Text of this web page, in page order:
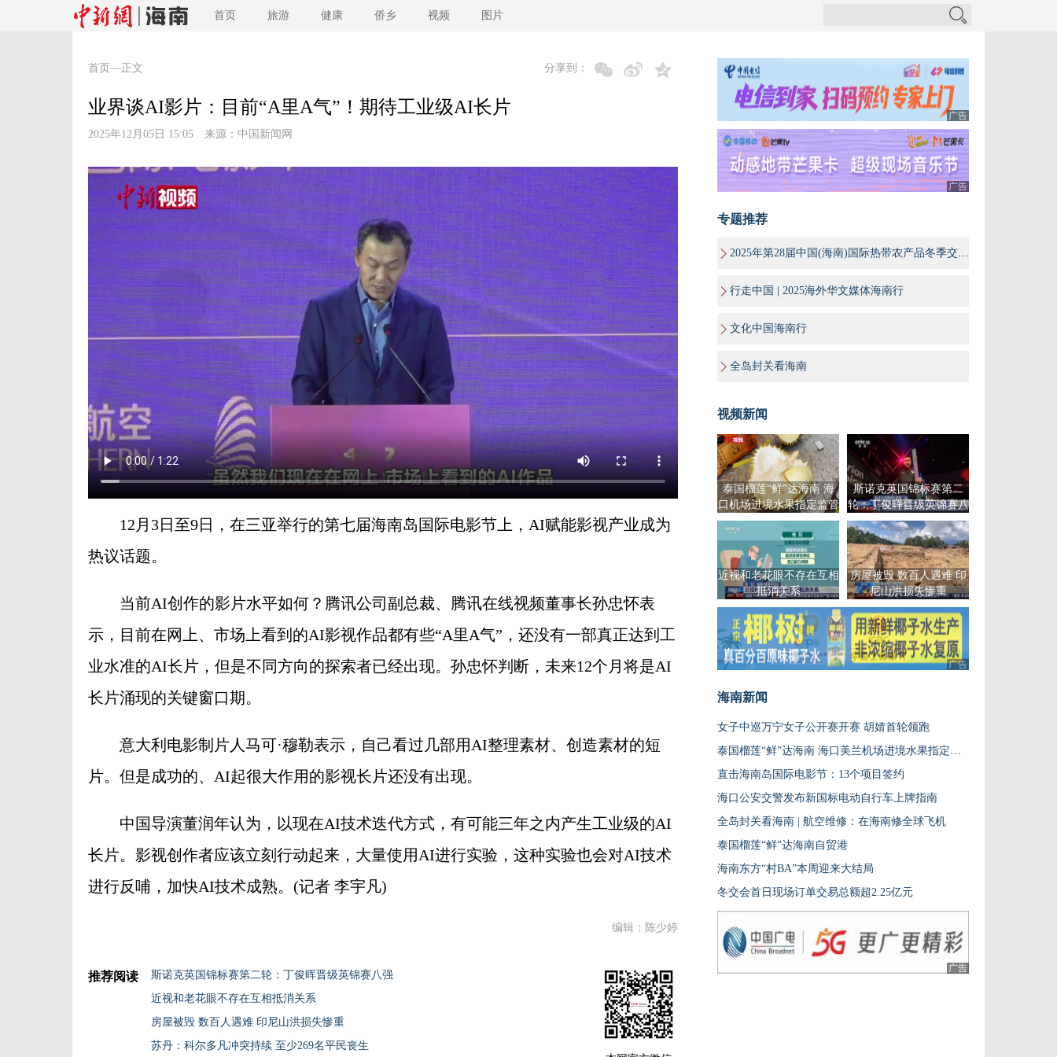
首页 旅游 健康 侨乡 视频 图片
首页 —正文 分享到：
业界谈AI影片：目前“A里A气”！期待工业级AI长片
2025年12月05日 15:05 来源： 中国新闻网
12月3日至9日，在三亚举行的第七届海南岛国际电影节上，AI赋能影视产业成为
热议话题。
当前AI创作的影片水平如何？腾讯公司副总裁、腾讯在线视频董事长孙忠怀表
示，目前在网上、市场上看到的AI影视作品都有些“A里A气”，还没有一部真正达到工
业水准的AI长片，但是不同方向的探索者已经出现。孙忠怀判断，未来12个月将是AI
长片涌现的关键窗口期。
意大利电影制片人马可·穆勒表示，自己看过几部用AI整理素材、创造素材的短
片。但是成功的、AI起很大作用的影视长片还没有出现。
中国导演董润年认为，以现在AI技术迭代方式，有可能三年之内产生工业级的AI
长片。影视创作者应该立刻行动起来，大量使用AI进行实验，这种实验也会对AI技术
进行反哺，加快AI技术成熟。(记者 李宇凡)
编辑：陈少婷
推荐阅读
斯诺克英国锦标赛第二轮：丁俊晖晋级英锦赛八强
近视和老花眼不存在互相抵消关系
房屋被毁 数百人遇难 印尼山洪损失惨重
苏丹：科尔多凡冲突持续 至少269名平民丧生
广告
广告
专题推荐
2025年第28届中国(海南)国际热带农产品冬季交易会
行走中国 | 2025海外华文媒体海南行
文化中国海南行
全岛封关看海南
视频新闻
泰国榴莲“鲜”达海南 海
口机场进境水果指定监管
场地迎首单业务
斯诺克英国锦标赛第二
轮：丁俊晖晋级英锦赛八
强
近视和老花眼不存在互相
抵消关系
房屋被毁 数百人遇难 印
尼山洪损失惨重
广告
海南新闻
女子中巡万宁女子公开赛开赛 胡婧首轮领跑
泰国榴莲“鲜”达海南 海口美兰机场进境水果指定监管场地首单业务落地
直击海南岛国际电影节：13个项目签约
海口公安交警发布新国标电动自行车上牌指南
全岛封关看海南 | 航空维修：在海南修全球飞机
泰国榴莲“鲜”达海南自贸港
海南东方“村BA”本周迎来大结局
冬交会首日现场订单交易总额超2.25亿元
广告